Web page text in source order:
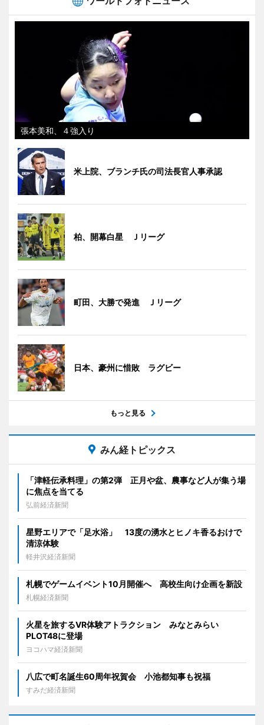
張本美和、４強入り
米上院、ブランチ氏の司法長官人事承認
柏、開幕白星 Ｊリーグ
町田、大勝で発進 Ｊリーグ
日本、豪州に惜敗 ラグビー
もっと見る
みん経トピックス
「津軽伝承料理」の第2弾 正月や盆、農事など人が集う場
に焦点を当てる
弘前経済新聞
星野エリアで「足水浴」 13度の湧水とヒノキ香るおけで
清涼体験
軽井沢経済新聞
札幌でゲームイベント10月開催へ 高校生向け企画を新設
札幌経済新聞
火星を旅するVR体験アトラクション みなとみらい
PLOT48に登場
ヨコハマ経済新聞
八広で町名誕生60周年祝賀会 小池都知事も祝福
すみだ経済新聞